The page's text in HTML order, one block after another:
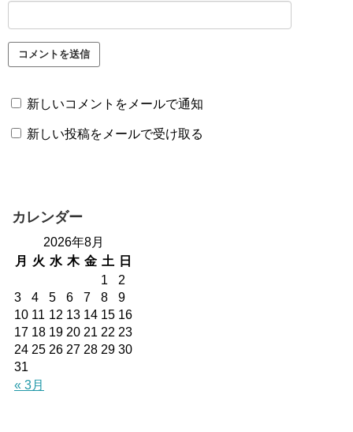
新しいコメントをメールで通知
新しい投稿をメールで受け取る
カレンダー
2026年8月
月
火 水 木 金 土 日
« 3月
1
2
3
4 5 6 7 8
9
10 11 12 13 14 15 16
17 18 19 20 21 22 23
24 25 26 27 28 29 30
31